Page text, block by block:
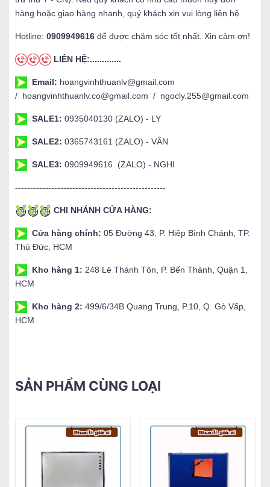
hàng hoặc giao hàng nhanh, quý khách xin vui lòng liên hệ
Hotline: 0909949616 để được chăm sóc tốt nhất. Xin cảm ơn!
LIÊN HỆ:.............
Email: hoangvinhthuanlv@gmail.com
/ hoangvinhthuanlv.co@gmail.com / ngocly.255@gmail.com
SALE1: 0935040130 (ZALO) - LY
SALE2: 0365743161 (ZALO) - VÂN
SALE3: 0909949616 (ZALO) - NGHI
--------------------------------------------------
CHI NHÁNH CỬA HÀNG:
Cửa hàng chính: 05 Đường 43, P. Hiệp Bình Chánh, TP.
Thủ Đức, HCM
Kho hàng 1: 248 Lê Thánh Tôn, P. Bến Thành, Quận 1,
HCM
Kho hàng 2: 499/6/34B Quang Trung, P.10, Q. Gò Vấp,
HCM
SẢN PHẨM CÙNG LOẠI